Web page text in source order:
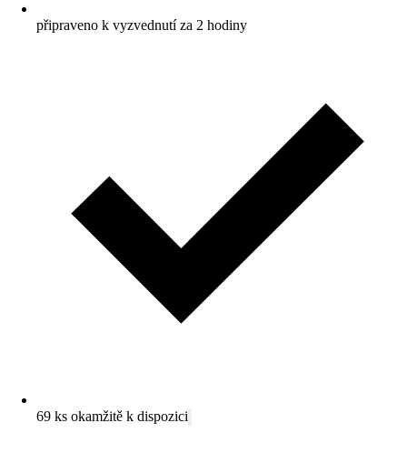
připraveno k vyzvednutí za 2 hodiny
69 ks okamžitě k dispozici